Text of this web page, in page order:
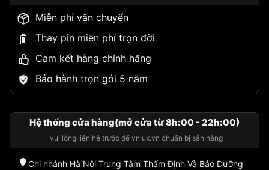
Miễn phí vận chuyển
Thay pin miễn phí trọn đời
Cam kết hàng chính hãng
Bảo hành trọn gói 5 năm
Hệ thống cửa hàng(mở cửa từ 8h:00 - 22h:00)
vui lòng liên hệ trước để vnlux.vn chuẩn bị sẵn hàng
Chi nhánh Hà Nội Trung Tâm Thẩm Định Và Bảo Dưỡng